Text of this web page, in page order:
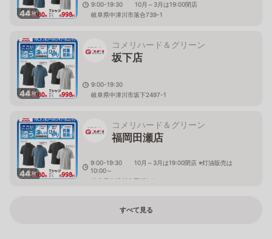
44枚
9:00-19:30 10月～3月は19:00閉店
岐阜県中津川市落合739-1
44枚
コメリハード＆グリーン
坂下店
9:00-19:30
岐阜県中津川市坂下2497-1
44枚
コメリハード＆グリーン
福岡田瀬店
9:00-19:30 10月～3月は19:00閉店 ※灯油販売は
10:00～
岐阜県中津川市田瀬940-1
すべて見る